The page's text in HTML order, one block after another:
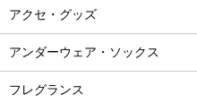
アクセ・グッズ
アンダーウェア・ソックス
フレグランス